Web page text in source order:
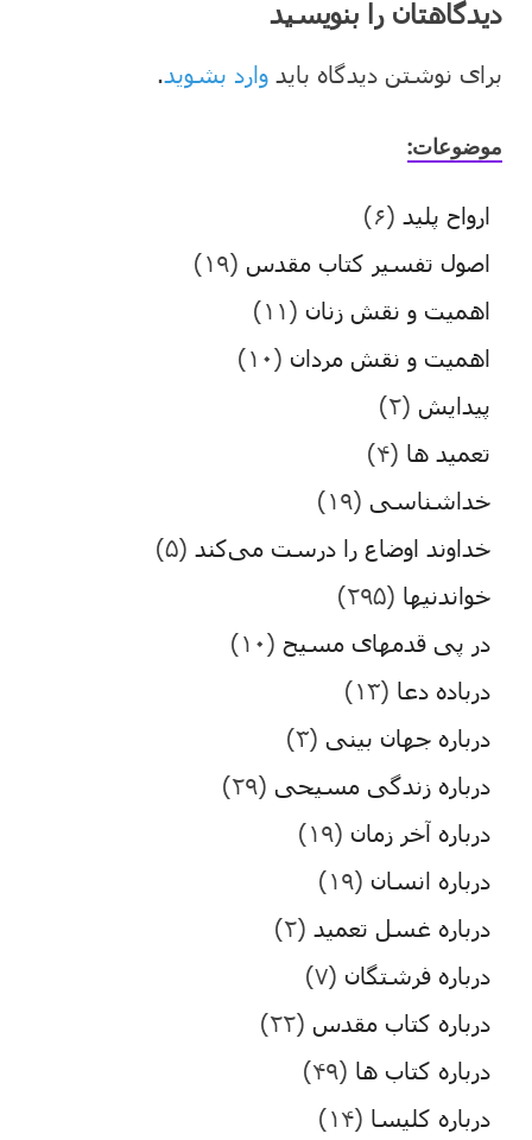
دیدگاهتان را بنویسید
برای نوشتن دیدگاه باید وارد بشوید.
موضوعات:
ارواح پلید (۶)
اصول تفسیر کتاب مقدس (۱۹)
اهمیت و نقش زنان (۱۱)
اهمیت و نقش مردان (۱۰)
پیدایش (۲)
تعمید ها (۴)
خداشناسی (۱۹)
خداوند اوضاع را درست می‌کند (۵)
خواندنیها (۲۹۵)
در پی قدمهای مسیح (۱۰)
درباده دعا (۱۳)
درباره جهان بینی (۳)
درباره زندگی مسیحی (۲۹)
درباره آخر زمان (۱۹)
درباره انسان (۱۹)
درباره غسل تعمید (۲)
درباره فرشتگان (۷)
درباره کتاب مقدس (۲۲)
درباره کتاب ها (۴۹)
درباره کلیسا (۱۴)